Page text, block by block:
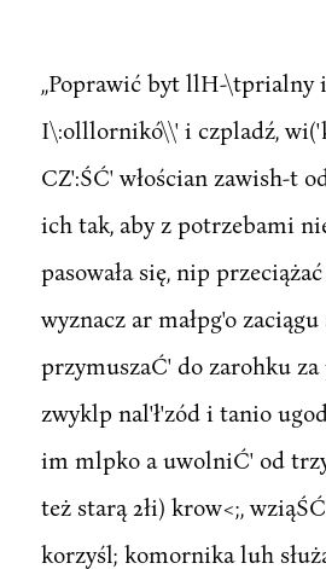
,,Poprawić byt llH-\tprialny
I\:olllornikó\\' i czpladź,
CZ':ŚĆ' włościan zawish-t
ich tak, aby z potrzebami
pasowała się, nip
wyznacz ar małpg'o
przymuszaĆ' do zarohku
zwyklp nal'ł'zód i tanio
im mlpko a uwolniĆ' od
też starą 2łi) krow<;,
korzyśl; komornika luh